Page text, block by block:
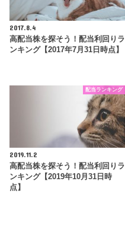
2017.8.4
高配当株を探そう！配当利回りラ
ンキング【2017年7月31日時点】
配当ランキング
2019.11.2
高配当株を探そう！配当利回りラ
ンキング【2019年10月31日時
点】